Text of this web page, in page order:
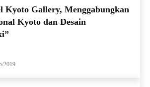
Kyoto Gallery, Menggabungkan
Kyoto dan Desain
2019